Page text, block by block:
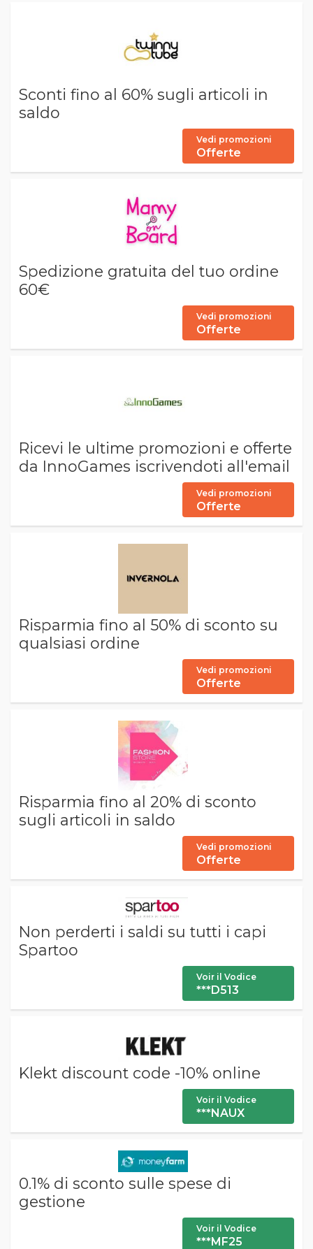
Sconti fino al 60% sugli articoli in
saldo
Vedi promozioni
Offerte
Spedizione gratuita del tuo ordine
60€
Vedi promozioni
Offerte
Ricevi le ultime promozioni e offerte
da InnoGames iscrivendoti all'email
Vedi promozioni
Offerte
Risparmia fino al 50% di sconto su
qualsiasi ordine
Vedi promozioni
Offerte
Risparmia fino al 20% di sconto
sugli articoli in saldo
Vedi promozioni
Offerte
Non perderti i saldi su tutti i capi
Spartoo
Voir il Vodice
***D513
Klekt discount code -10% online
Voir il Vodice
***NAUX
0.1% di sconto sulle spese di
gestione
Voir il Vodice
***MF25